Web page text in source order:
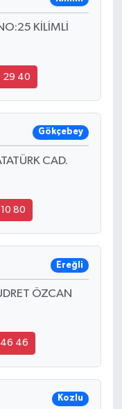
KİLİMLİ
29 40
Gökçebey
CAD.
80
Ereğli
ÖZCAN
46 46
Kozlu